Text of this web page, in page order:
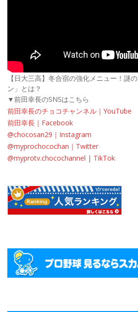
【日大三高】冬合宿の強化メニュー！謎
ン」とは？
▼前田幸長のSNSはこちら
前田幸長のチョコチャンネル｜YouTube
前田幸長｜Facebook
@chocosan29｜Instagram
@myprochocochan｜Twitter
@myprotv.chocochannel | TikTok